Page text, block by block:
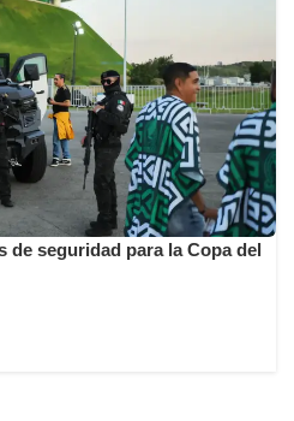
de seguridad para la Copa del